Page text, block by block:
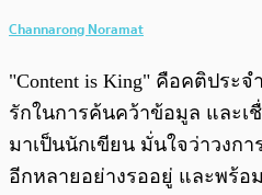
Channarong Noramat
"Content is King" คือคติประ
รักในการค้นคว้าข้อมูล และเ
มาเป็นนักเขียน มั่นใจว่าวงก
อีกหลายอย่างรออยู่ และพร้อม